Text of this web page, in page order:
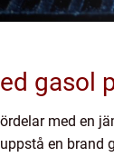
gasol
med en
en